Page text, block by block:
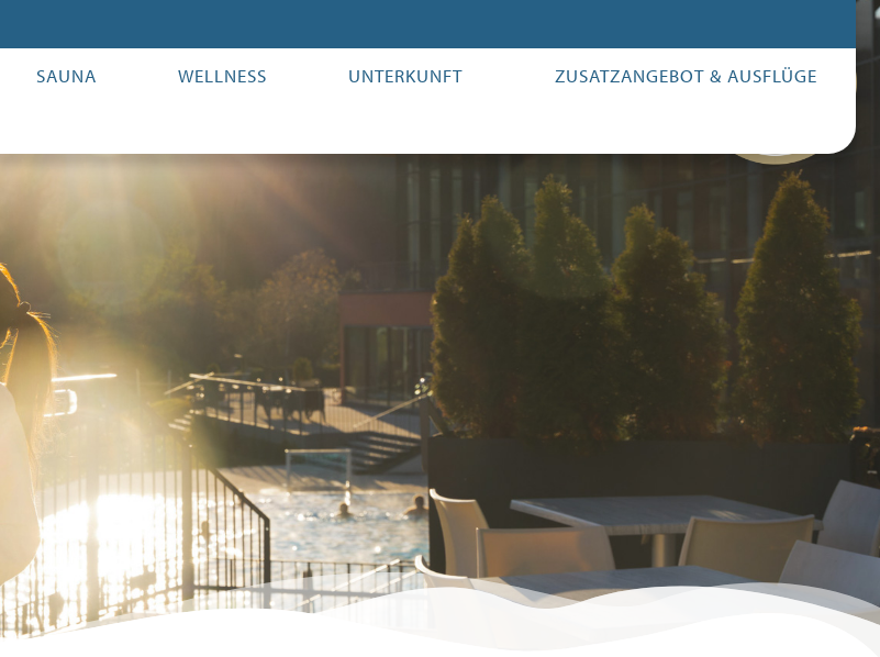
SAUNA WELLNESS UNTERKUNFT ZUSATZANGEBOT & AUSFLÜGE